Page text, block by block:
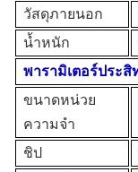
วัสดุภายนอก
น้ำหนัก
พารามิเตอร์ประสิ
ขนาดหน่วย
ความจำ
ชิป